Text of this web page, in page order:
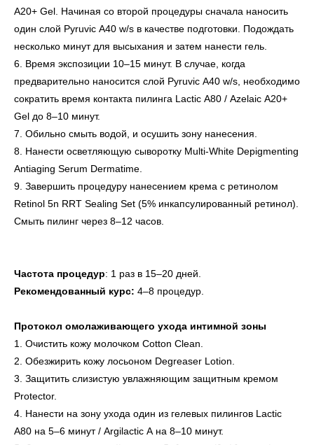
A20+ Gel. Начиная со второй процедуры сначала наносить
один слой Pyruvic A40 w/s в качестве подготовки. Подождать
несколько минут для высыхания и затем нанести гель.
6. Время экспозиции 10–15 минут. В случае, когда
предварительно наносится слой Pyruvic A40 w/s, необходимо
сократить время контакта пилинга Lactic A80 / Azelaic A20+
Gel до 8–10 минут.
7. Обильно смыть водой, и осушить зону нанесения.
8. Нанести осветляющую сыворотку Multi-White Depigmenting
Antiaging Serum Dermatime.
9. Завершить процедуру нанесением крема с ретинолом
Retinol 5n RRT Sealing Set (5% инкапсулированный ретинол).
Cмыть пилинг через 8–12 часов.
Частота процедур: 1 раз в 15–20 дней.
Рекомендованный курс: 4–8 процедур.
Протокол омолаживающего ухода интимной зоны
1. Очистить кожу молочком Cotton Clean.
2. Обезжирить кожу лосьоном Degreaser Lotion.
3. Защитить слизистую увлажняющим защитным кремом
Protector.
4. Нанести на зону ухода один из гелевых пилингов Lactic
A80 на 5–6 минут / Argilactic A на 8–10 минут.